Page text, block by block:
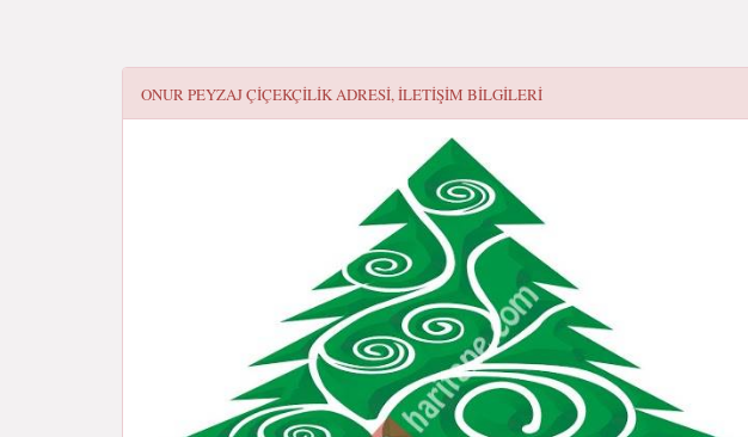
ONUR PEYZAJ ÇIÇEKÇILIKADRESI, ILETIŞIM BILGILERI